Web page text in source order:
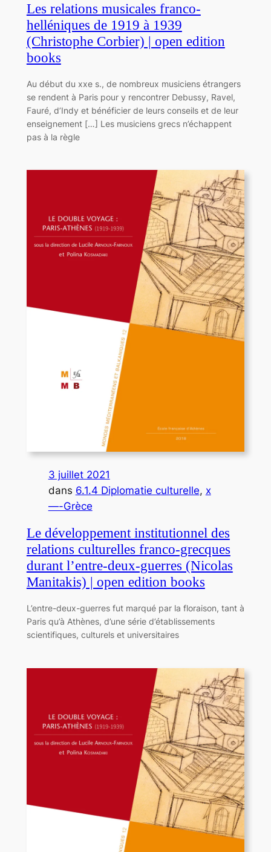
Les relations musicales franco-
helléniques de 1919 à 1939
(Christophe Corbier) | open edition
books
Au début du xxe s., de nombreux musiciens étrangers
se rendent à Paris pour y rencontrer Debussy, Ravel,
Fauré, d’Indy et bénéficier de leurs conseils et de leur
enseignement […] Les musiciens grecs n’échappent
pas à la règle
3 juillet 2021
dans 6.1.4 Diplomatie culturelle, x
—-Grèce
Le développement institutionnel des
relations culturelles franco-grecques
durant l’entre-deux-guerres (Nicolas
Manitakis) | open edition books
L’entre-deux-guerres fut marqué par la floraison, tant à
Paris qu’à Athènes, d’une série d’établissements
scientifiques, culturels et universitaires